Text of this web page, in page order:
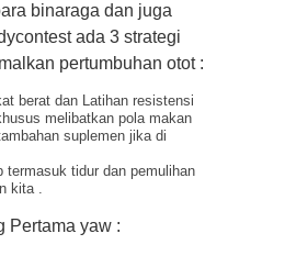
binaraga dan juga
ada 3 strategi
pertumbuhan otot :
berat dan Latihan resistensi
melibatkan pola makan
suplemen jika di
termasuk tidur dan pemulihan
kita .
Pertama yaw :